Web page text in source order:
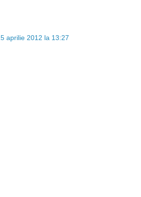
aprilie 2012 la 13:27